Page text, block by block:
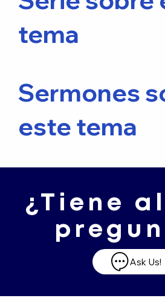
tema
Sermones
este tema
¿Tiene
Ask Us!